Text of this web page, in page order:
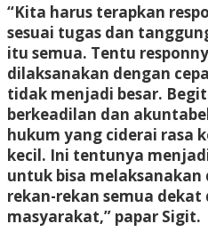
“Kita harus terapkan
sesuai tugas dan
itu semua. Tentu
dilaksanakan dengan
tidak menjadi besar.
berkeadilan dan
hukum yang ciderai rasa
kecil. Ini tentunya
untuk bisa melaksanakan
rekan-rekan semua
masyarakat,” papar Sigit.